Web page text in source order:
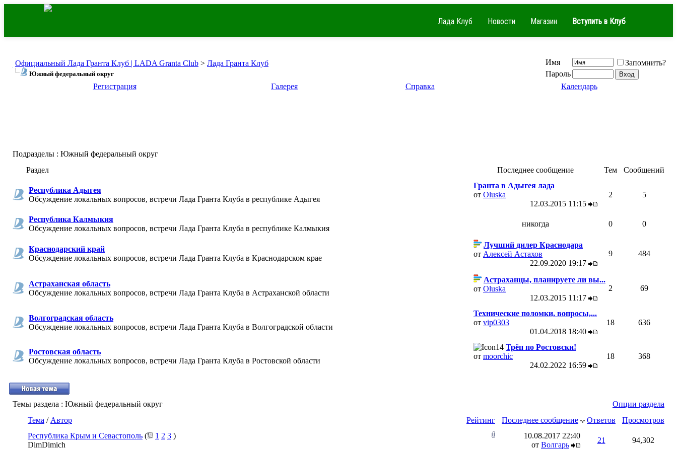
Лада Клуб Новости Магазин Вступить в Клуб
Официальный Лада Гранта Клуб | LADA Granta Club > Лада Гранта Клуб
Южный федеральный округ
Имя
Запомнить?
Пароль
Регистрация
Галерея Справка Календарь
Подразделы : Южный федеральный округ
Раздел
Последнее сообщение Тем Сообщений
Республика Адыгея
Обсуждение локальных вопросов, встречи Лада Гранта Клуба в республике Адыгея
Гранта в Адыгея лада
от Oluska
12.03.2015 11:15
2 5
Республика Калмыкия
Обсуждение локальных вопросов, встречи Лада Гранта Клуба в республике Калмыкия
никогда 0 0
Краснодарский край
Обсуждение локальных вопросов, встречи Лада Гранта Клуба в Краснодарском крае
Лучший дилер Краснодара
от Алексей Астахов
22.09.2020 19:17
9 484
Астраханская область
Обсуждение локальных вопросов, встречи Лада Гранта Клуба в Астраханской области
Астраханцы, планируете ли вы...
от Oluska
12.03.2015 11:17
2 69
Волгоградская область
Обсуждение локальных вопросов, встречи Лада Гранта Клуба в Волгоградской области
Технические поломки, вопросы,...
от vip0303
01.04.2018 18:40
18 636
Ростовская область
Обсуждение локальных вопросов, встречи Лада Гранта Клуба в Ростовской области
Трёп по Ростовски!
от moorchic
24.02.2022 16:59
18 368
Темы раздела : Южный федеральный округ
Опции раздела
Рейтинг
Тема / Автор Последнее сообщение Ответов
Просмотров
Республика Крым и Севастополь ( 1 2 3 )
DimDimich
10.08.2017 22:40
от Волгарь
21 94,302